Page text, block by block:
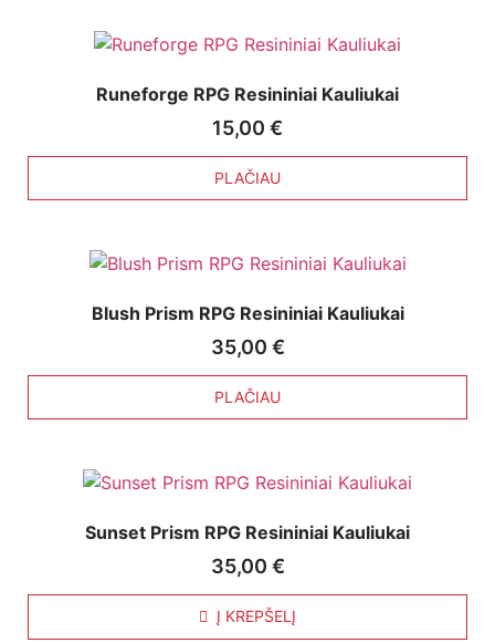
Runeforge RPG Resininiai Kauliukai
15,00 €
PLAČIAU
Blush Prism RPG Resininiai Kauliukai
35,00 €
PLAČIAU
Sunset Prism RPG Resininiai Kauliukai
35,00 €
Į KREPŠELĮ